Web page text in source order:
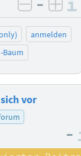
negativ
–
anmelden
Baum
vor
–